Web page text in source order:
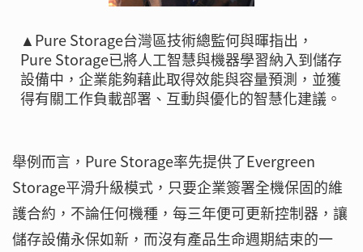
▲Pure Storage台灣區技術總監何與暉指出，
Pure Storage已將人工智慧與機器學習納入到儲存
設備中，企業能夠藉此取得效能與容量預測，並獲
得有關工作負載部署、互動與優化的智慧化建議。
舉例而言，Pure Storage率先提供了Evergreen
Storage平滑升級模式，只要企業簽署全機保固的維
護合約，不論任何機種，每三年便可更新控制器，讓
儲存設備永保如新，而沒有產品生命週期結束的一